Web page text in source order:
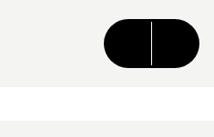
CONTENU